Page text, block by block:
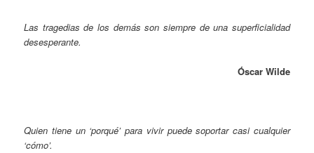
Las tragedias de los demás son siempre de una superficialidad
desesperante.
Óscar Wilde
Quien tiene un ‘porqué’ para vivir puede soportar casi cualquier
‘cómo’.